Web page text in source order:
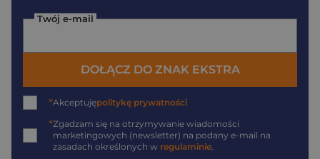
Twój e-mail
DOŁĄCZ DO ZNAK EKSTRA
*Akceptujępolitykę prywatności
*Zgadzam się na otrzymywanie wiadomości
marketingowych (newsletter) na podany e-mail na
zasadach określonych w regulaminie.